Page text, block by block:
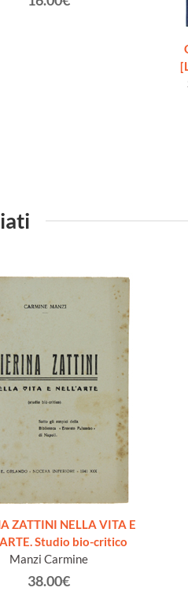
ZATTINI NELLA VITA E
Studio bio-critico
Manzi Carmine
38.00€